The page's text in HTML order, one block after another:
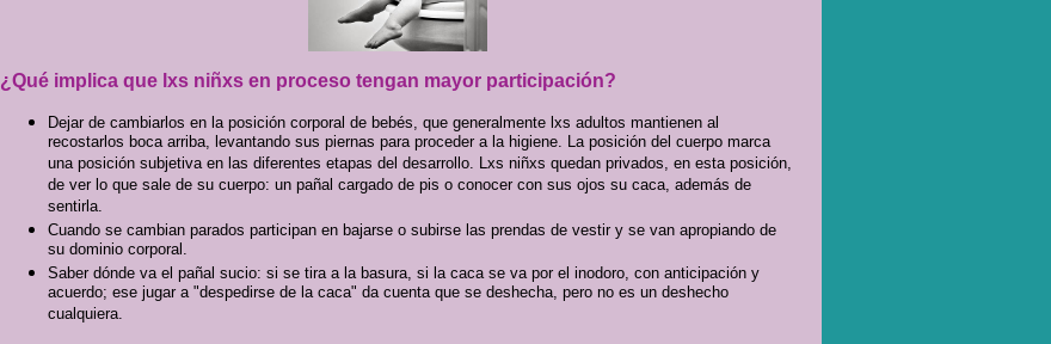
¿Qué implica que lxs niñxs en proceso tengan mayor participación?
Dejar de cambiarlos en la posición corporal de bebés, que generalmente lxs adultos mantienen al
recostarlos boca arriba, levantando sus piernas para proceder a la higiene. La posición del cuerpo marca
una posición subjetiva en las diferentes etapas del desarrollo. Lxs niñxs quedan privados, en esta posición,
de ver lo que sale de su cuerpo: un pañal cargado de pis o conocer con sus ojos su caca, además de
sentirla.
Cuando se cambian parados participan en bajarse o subirse las prendas de vestir y se van apropiando de
su dominio corporal.
Saber dónde va el pañal sucio: si se tira a la basura, si la caca se va por el inodoro, con anticipación y
acuerdo; ese jugar a "despedirse de la caca" da cuenta que se deshecha, pero no es un deshecho
cualquiera.